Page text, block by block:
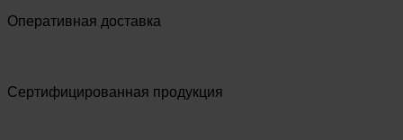
Оперативная доставка
Сертифицированная продукция